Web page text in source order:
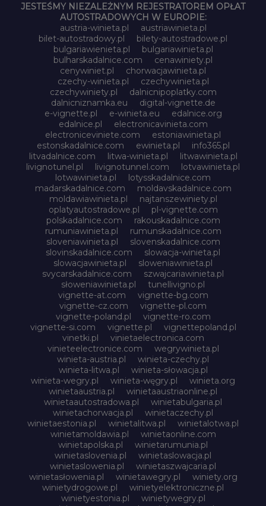
JESTEŚMY NIEZALEŻNYM REJESTRATOREM OPŁAT
AUTOSTRADOWYCH W EUROPIE:
austria-winieta.pl
austriawinieta.pl
bilet-autostradowy.pl
bilety-autostradowe.pl
bulgariawienieta.pl
bulgariawinieta.pl
bulharskadalnice.com
cenawiniety.pl
cenywiniet.pl
chorwacjawinieta.pl
czechy-winieta.pl
czechywinieta.pl
czechywiniety.pl
dalnicnipoplatky.com
dalnicniznamka.eu
digital-vignette.de
e-vignette.pl
e-winieta.eu
edalnice.org
edalnice.pl
electronicavinieta.com
electroniceviniete.com
estoniawinieta.pl
estonskadalnice.com
ewinieta.pl
info365.pl
litvadalnice.com
litwa-winieta.pl
litwawinieta.pl
livignotunel.pl
livignotunnel.com
lotvawinieta.pl
lotwawinieta.pl
lotysskadalnice.com
madarskadalnice.com
moldavskadalnice.com
moldawiawinieta.pl
najtanszewiniety.pl
oplatyautostradowe.pl
pl-vignette.com
polskadalnice.com
rakouskadalnice.com
rumuniawinieta.pl
rumunskadalnice.com
sloveniawinieta.pl
slovenskadalnice.com
slovinskadalnice.com
slowacja-winieta.pl
slowacjawinieta.pl
sloweniawinieta.pl
svycarskadalnice.com
szwajcariawinieta.pl
słoweniawinieta.pl
tunellivigno.pl
vignette-at.com
vignette-bg.com
vignette-cz.com
vignette-pl.com
vignette-poland.pl
vignette-ro.com
vignette-si.com
vignette.pl
vignettepoland.pl
vinetki.pl
vinietaelectronica.com
vinieteelectronice.com
wegrywinieta.pl
winieta-austria.pl
winieta-czechy.pl
winieta-litwa.pl
winieta-słowacja.pl
winieta-wegry.pl
winieta-węgry.pl
winieta.org
winietaaustria.pl
winietaaustriaonline.pl
winietaautostradowa.pl
winietabulgaria.pl
winietachorwacja.pl
winietaczechy.pl
winietaestonia.pl
winietalitwa.pl
winietalotwa.pl
winietamoldawia.pl
winietaonline.com
winietapolska.pl
winietarumunia.pl
winietaslovenia.pl
winietaslowacja.pl
winietaslowenia.pl
winietaszwajcaria.pl
winietasłowenia.pl
winietawegry.pl
winiety.org
winietydrogowe.pl
winietyelektroniczne.pl
winietyestonia.pl
winietywegry.pl